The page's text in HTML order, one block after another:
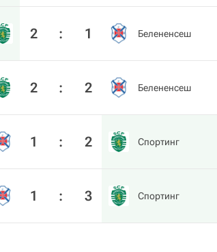
2 : 1 Белененсеш
2 : 2 Белененсеш
1 : 2 Спортинг
1 : 3 Спортинг